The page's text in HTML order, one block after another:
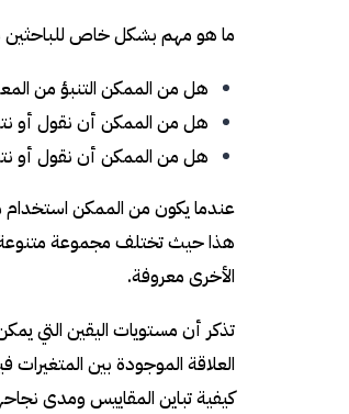
ما هو مهم بشكل خاص للباحثين
هل من الممكن التنبؤ من
هل من الممكن أن نقول أو
هل من الممكن أن نقول أو
عندما يكون من الممكن استخدام
هذا حيث تختلف مجموعة متنوعة
الأخرى معروفة.
تذكر أن مستويات اليقين التي
العلاقة الموجودة بين
كيفية تباين المقاييس ومدى